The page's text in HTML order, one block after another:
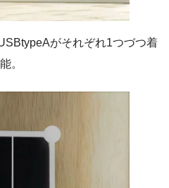
がそれぞれ1つづつ着
。